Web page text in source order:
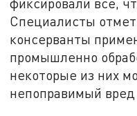
фиксировали всё,
Специалисты
консерванты
промышленно
некоторые из них
непоправимый